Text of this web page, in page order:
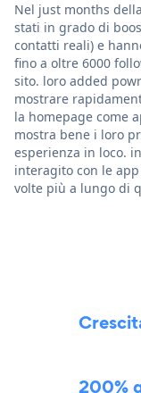
Nel just months
stati in grado di
contatti reali) e
fino a oltre 6000
sito. loro added
mostrare
la homepage come
mostra bene i loro
esperienza in loco.
interagito con le
volte più a lungo di
200%